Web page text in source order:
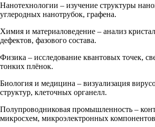
Нанотехнологии – изучение структуры
углеродных нанотрубок, графена.
Химия и материаловедение – анализ
дефектов, фазового состава.
Физика – исследование квантовых точек,
тонких плёнок.
Биология и медицина – визуализация
структур, клеточных органелл.
Полупроводниковая промышленность –
микросхем, микроэлектронных